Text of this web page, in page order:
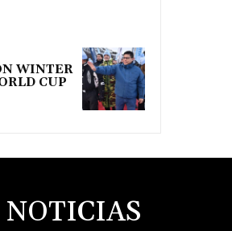
WINTER
CUP
NOTICIAS